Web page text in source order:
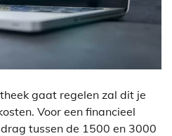
gaat regelen zal dit je
Voor een financieel
tussen de 1500 en 3000